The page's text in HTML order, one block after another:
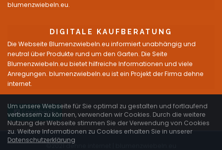
blumenzwiebeln.eu.
DIGITALE KAUFBERATUNG
Die Webseite Blumenzwiebeln.eu informiert unabhängig und
neutral über Produkte rund um den Garten. Die Seite
Blumenzwiebeln.eu bietet hilfreiche Informationen und viele
Anregungen. blumenzwiebeln.eu ist ein Projekt der Firma dehne
internet.
Facebook
©2021 dehne internet |
Um unsere Webseite für Sie optimal zu gestalten und fortlaufend
verbessern zu können, verwenden wir Cookies. Durch die weitere
Nutzung der Webseite stimmen Sie der Verwendung von Cookies
zu. Weitere Informationen zu Cookies erhalten Sie in unserer
Datenschutzerklärung